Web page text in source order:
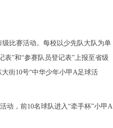
比赛活动。每校以少先队大队为单
表”和“参赛队员登记表”上报至省级
街10号“中华少年小甲A足球活
，前10名球队进入“牵手杯”小甲A